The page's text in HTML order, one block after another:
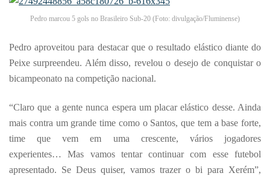
Pedro marcou 5 gols no Brasileiro Sub-20 (Foto: divulgação/Fluminense)
Pedro aproveitou para destacar que o resultado elástico diante do
Peixe surpreendeu. Além disso, revelou o desejo de conquistar o
bicampeonato na competição nacional.
“Claro que a gente nunca espera um placar elástico desse. Ainda
mais contra um grande time como o Santos, que tem a base forte,
time que vem em uma crescente, vários jogadores
experientes… Mas vamos tentar continuar com esse futebol
apresentado. Se Deus quiser, vamos trazer o bi para Xerém”,